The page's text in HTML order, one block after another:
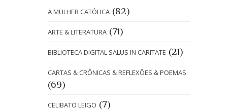
A MULHER CATÓLICA (82)
ARTE & LITERATURA (71)
BIBLIOTECA DIGITAL SALUS IN CARITATE (21)
CARTAS & CRÔNICAS & REFLEXÕES & POEMAS
(69)
CELIBATO LEIGO (7)